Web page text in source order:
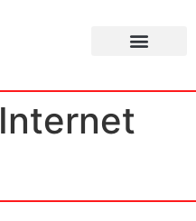
Internet